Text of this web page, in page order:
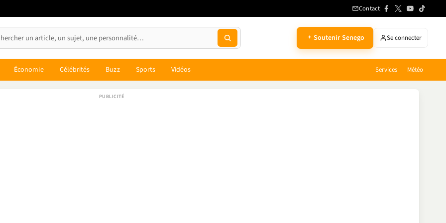
Contact
Soutenir Senego Se connecter
Économie Célébrités Buzz Sports Vidéos Services Météo